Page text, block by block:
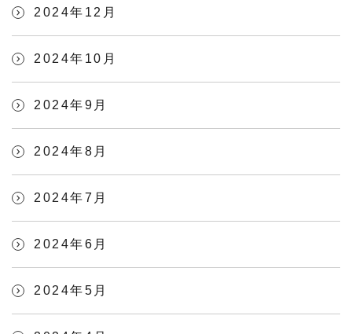
2024年12月
2024年10月
2024年9月
2024年8月
2024年7月
2024年6月
2024年5月